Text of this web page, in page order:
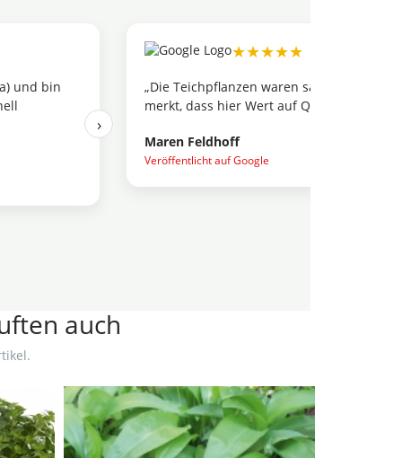
waren sauber verpackt und in einem erstaunlich guten
Wert auf Qualität gelegt wird. Würde ich jederzeit wieder
›
auch